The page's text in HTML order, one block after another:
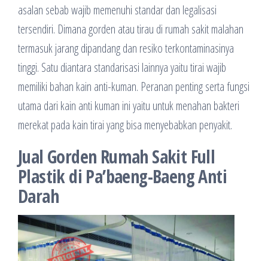
asalan sebab wajib memenuhi standar dan legalisasi
tersendiri. Dimana gorden atau tirau di rumah sakit malahan
termasuk jarang dipandang dan resiko terkontaminasinya
tinggi. Satu diantara standarisasi lainnya yaitu tirai wajib
memiliki bahan kain anti-kuman. Peranan penting serta fungsi
utama dari kain anti kuman ini yaitu untuk menahan bakteri
merekat pada kain tirai yang bisa menyebabkan penyakit.
Jual Gorden Rumah Sakit Full
Plastik di Pa’baeng-Baeng Anti
Darah